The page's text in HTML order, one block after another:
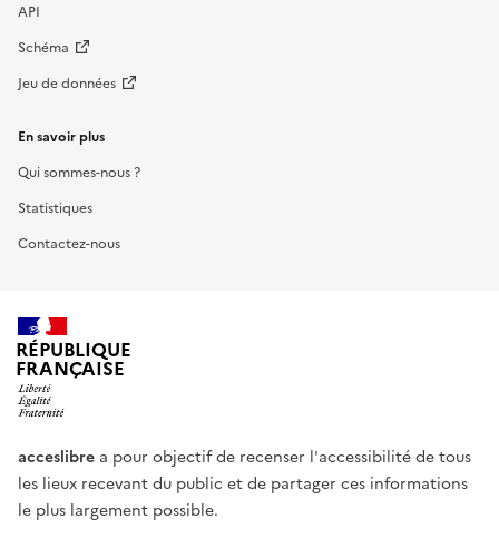
API
Schéma
Jeu de données
En savoir plus
Qui sommes-nous ?
Statistiques
Contactez-nous
RÉPUBLIQUE
FRANÇAISE
acceslibre a pour objectif de recenser l'accessibilité de tous
les lieux recevant du public et de partager ces informations
le plus largement possible.